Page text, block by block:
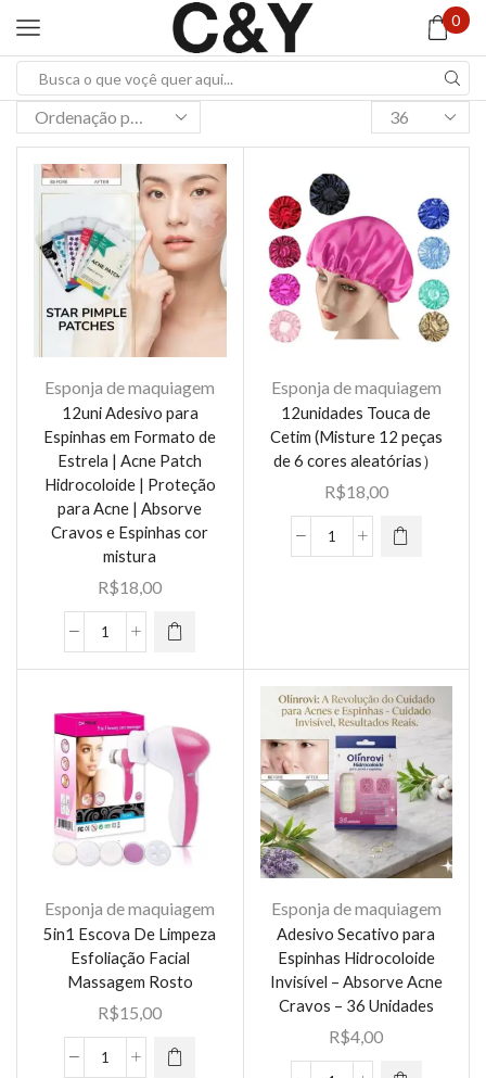
0
Products
per
Esponja de maquiagem
12uni Adesivo para
Espinhas em Formato de
Estrela | Acne Patch
Hidrocoloide | Proteção
para Acne | Absorve
Cravos e Espinhas cor
mistura
R$18,00
12uni
Adesivo
Espinhas
em
Formato
de
Estrela
Patch
Hidrocoloide
|
Proteção
para
Acne
|
Esponja de maquiagem
12unidades Touca de
Cetim (Misture 12 peças
de 6 cores aleatórias）
R$18,00
12unidades
12
peças
de
6
cores
aleatórias）
quantidade
Esponja de maquiagem
5in1 Escova De Limpeza
Esfoliação Facial
Massagem Rosto
R$15,00
5in1
Esponja de maquiagem
Adesivo Secativo para
Espinhas Hidrocoloide
Invisível – Absorve Acne
Cravos – 36 Unidades
R$4,00